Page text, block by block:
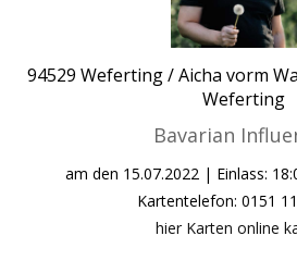
94529 Weferting / Aicha vorm
Weferting
Bavarian
am den 15.07.2022 | Einlass:
Kartentelefon: 0151
hier Karten online